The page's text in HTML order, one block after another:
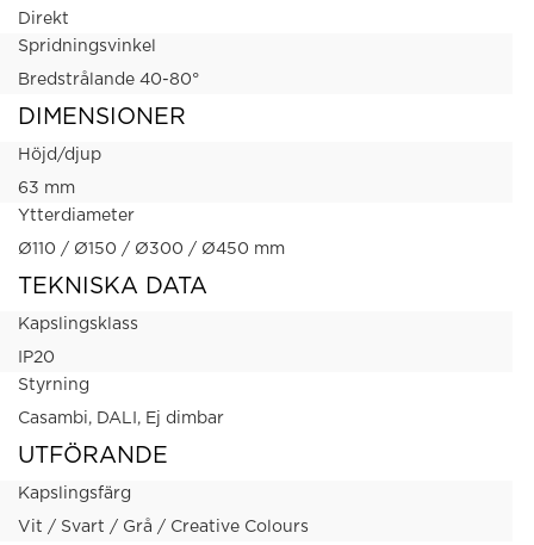
Direkt
Spridningsvinkel
Bredstrålande 40-80°
DIMENSIONER
Höjd/djup
63 mm
Ytterdiameter
Ø110 / Ø150 / Ø300 / Ø450 mm
TEKNISKA DATA
Kapslingsklass
IP20
Styrning
Casambi, DALI, Ej dimbar
UTFÖRANDE
Kapslingsfärg
Vit / Svart / Grå / Creative Colours